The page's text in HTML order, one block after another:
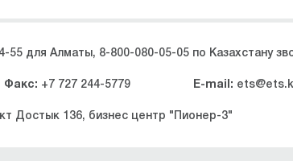
55 для Алматы, 8-800-080-05-05 по Казахстану
Факс: +7 727 244-5779 E-mail:
Достык 136, бизнес центр "Пионер-3"